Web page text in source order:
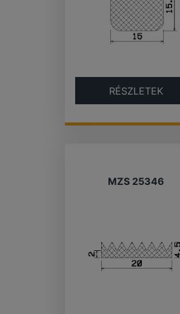
RÉSZLETEK
MZS 25346